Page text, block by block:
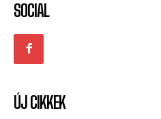
SOCIAL
ÚJ CIKKEK